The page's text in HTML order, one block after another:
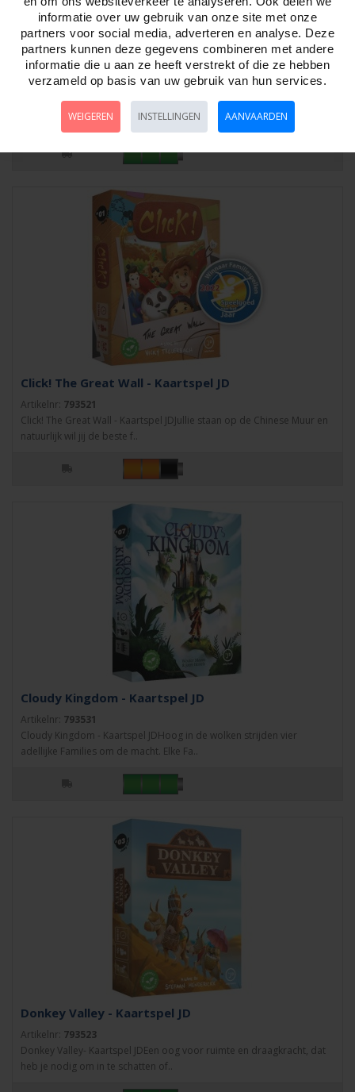
Chartered : Building Amsterdam - JD
Artikelnr:793502
Chartered : Building Amsterdam - JDChartered: Building Amsterdam
is een nieuw spel met elementen uit..
Click! The Great Wall - Kaartspel JD
Artikelnr: 793521
Click! The Great Wall - Kaartspel JDJullie staan op de Chinese Muur en
natuurlijk wil jij de beste f..
Cloudy Kingdom - Kaartspel JD
Artikelnr: 793531
Cloudy Kingdom - Kaartspel JDHoog in de wolken strijden vier
adellijke Families om de macht. Elke Fa..
Donkey Valley - Kaartspel JD
Artikelnr: 793523
Donkey Valley- Kaartspel JDEen oog voor ruimte en draagkracht, dat
heb je nodig om in te schatten of..
informatie over uw gebruik van onze site met onze
partners voor social media, adverteren en analyse. Deze
partners kunnen deze gegevens combineren met andere
informatie die u aan ze heeft verstrekt of die ze hebben
verzameld op basis van uw gebruik van hun services.
WEIGEREN INSTELLINGEN AANVAARDEN